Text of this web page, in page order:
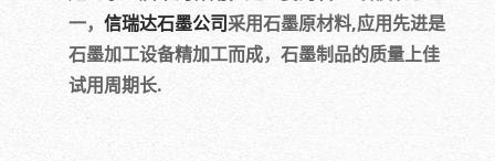
一，信瑞达石墨公司采用石墨原材料,应用先进是
石墨加工设备精加工而成，石墨制品的质量上佳
试用周期长.